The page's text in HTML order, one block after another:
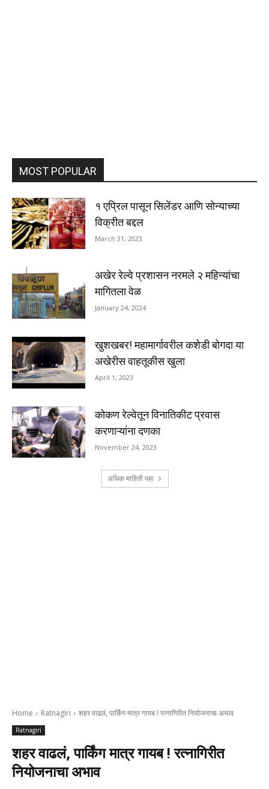
MOST POPULAR
१ एप्रिल पासून सिलेंडर आणि सोन्याच्या
विक्रीत बद्दल
March 31, 2023
अखेर रेल्वे प्रशासन नरमले २ महिन्यांचा
मागितला वेळ
January 24, 2024
खुशखबर! महामार्गावरील कशेडी बोगदा या
अखेरीस वाहतूकीस खुला
April 1, 2023
कोकण रेल्वेतून विनातिकीट प्रवास
करणाऱ्यांना दणका
November 24, 2023
अधिक माहिती पहा